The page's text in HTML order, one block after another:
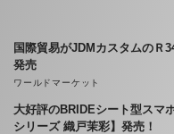
国際貿易がJDMカスタムのＲ
発売
ワールドマーケット
大好評のBRIDEシート型スマ
シリーズ 織戸茉彩】発売！